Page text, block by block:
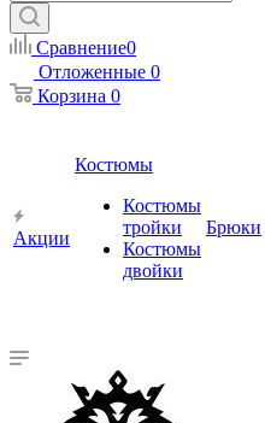
Сравнение0
Отложенные 0
Корзина 0
Акции
Костюмы
Костюмы
тройки
Костюмы
двойки
Брюки